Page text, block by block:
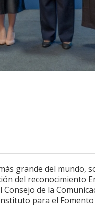
grande del mundo,
del reconocimiento
de la
para el Fomento